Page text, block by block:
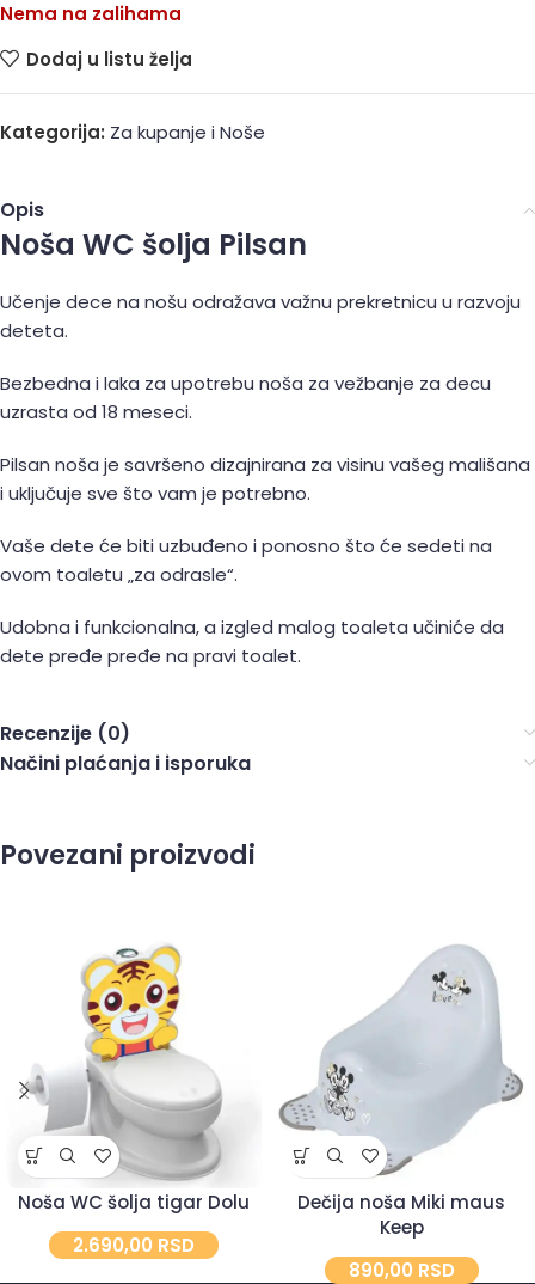
Nema na zalihama
Dodaj u listu želja
Kategorija: Za kupanje i Noše
Opis
Noša WC šolja Pilsan
Učenje dece na nošu odražava važnu prekretnicu u razvoju
deteta.
Bezbedna i laka za upotrebu noša za vežbanje za decu
uzrasta od 18 meseci.
Pilsan noša je savršeno dizajnirana za visinu vašeg mališana
i uključuje sve što vam je potrebno.
Vaše dete će biti uzbuđeno i ponosno što će sedeti na
ovom toaletu „za odrasle“.
Udobna i funkcionalna, a izgled malog toaleta učiniće da
dete pređe pređe na pravi toalet.
Recenzije (0)
Načini plaćanja i isporuka
Povezani proizvodi
Noša WC šolja tigar Dolu
2.690,00 RSD
Dečija noša Miki maus
Keep
890,00 RSD